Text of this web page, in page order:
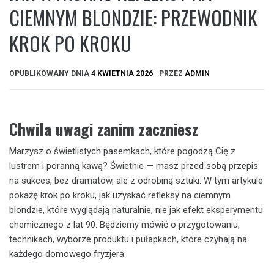
CIEMNYM BLONDZIE: PRZEWODNIK
KROK PO KROKU
OPUBLIKOWANY DNIA 4 KWIETNIA 2026 PRZEZ ADMIN
Chwila uwagi zanim zaczniesz
Marzysz o świetlistych pasemkach, które pogodzą Cię z
lustrem i poranną kawą? Świetnie — masz przed sobą przepis
na sukces, bez dramatów, ale z odrobiną sztuki. W tym artykule
pokażę krok po kroku, jak uzyskać refleksy na ciemnym
blondzie, które wyglądają naturalnie, nie jak efekt eksperymentu
chemicznego z lat 90. Będziemy mówić o przygotowaniu,
technikach, wyborze produktu i pułapkach, które czyhają na
każdego domowego fryzjera.